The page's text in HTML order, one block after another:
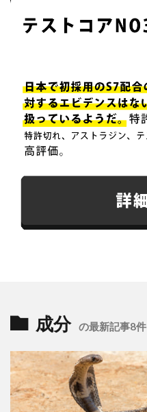
成分 の最新記事8件